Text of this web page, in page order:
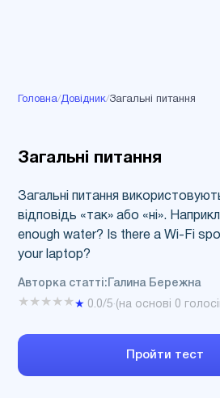
Головна/Довідник/Загальні питання
Загальні питання
Загальні питання
відповідь «так» або «ні».
enough water? Is there a Wi-Fi
your laptop?
Авторка статті: Галина Бережна
★ ★ ★ ★ ★★ 0.0/5·(на основі 0
Пройти тест